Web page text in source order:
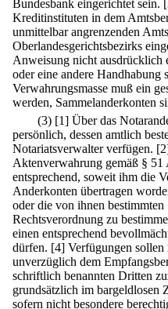
Bundesbank eingerichtet sein.
Kreditinstituten in dem
unmittelbar angrenzenden
Oberlandesgerichtsbezirks
Anweisung nicht ausdrücklich
oder eine andere Handhabung
Verwahrungsmasse muß ein
werden, Sammelanderkonten
(3) [1] Über das
persönlich, dessen amtlich
Notariatsverwalter verfügen.
Aktenverwahrung gemäß § 51
entsprechend, soweit ihm die
Anderkonten übertragen
oder die von ihnen
Rechtsverordnung zu
einen entsprechend
dürfen. [4] Verfügungen
unverzüglich dem
schriftlich benannten Dritten
grundsätzlich im bargeldlosen
sofern nicht besondere